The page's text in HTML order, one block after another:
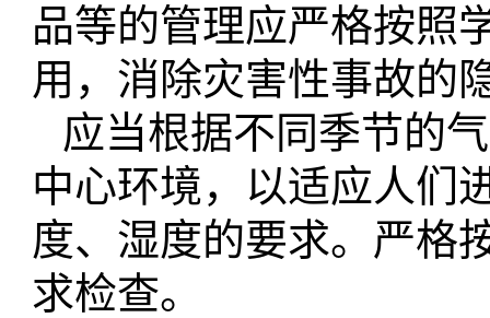
品等的管理应严格按照
用，消除灾害性事故的
应当根据不同季节的
中心环境，以适应人们
度、湿度的要求。严格
求检查。